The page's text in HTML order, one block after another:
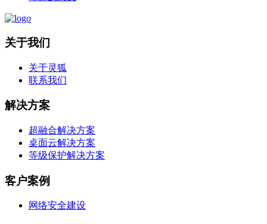
关于我们
关于灵狐
联系我们
解决方案
超融合解决方案
桌面云解决方案
等级保护解决方案
客户案例
网络安全建设